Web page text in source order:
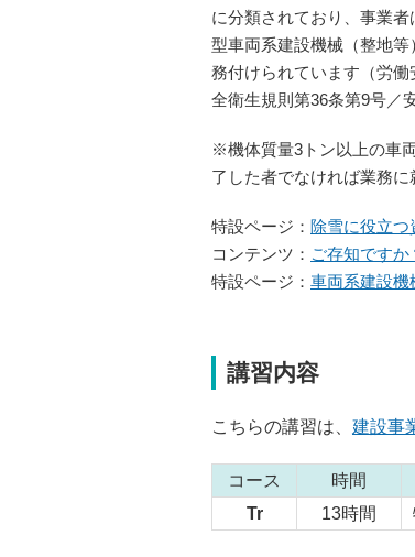
に分類されており、事業
型車両系建設機械（整地
務付けられています（労
全衛生規則第36条第9号／
※機体質量3トン以上の車
了した者でなければ業務に
特設ページ： 除雪に役立つ
コンテンツ： ご存知です
特設ページ： 車両系建設機
講習内容
こちらの講習は、 建設事
コース 時間
Tr
13時間